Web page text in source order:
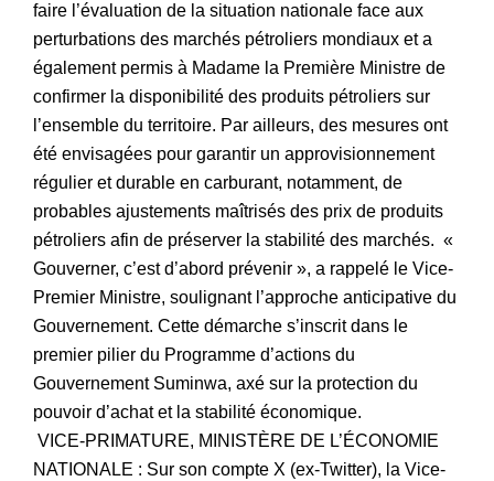
faire l’évaluation de la situation nationale face aux
perturbations des marchés pétroliers mondiaux et a
également permis à Madame la Première Ministre de
confirmer la disponibilité des produits pétroliers sur
l’ensemble du territoire. Par ailleurs, des mesures ont
été envisagées pour garantir un approvisionnement
régulier et durable en carburant, notamment, de
probables ajustements maîtrisés des prix de produits
pétroliers afin de préserver la stabilité des marchés. «
Gouverner, c’est d’abord prévenir », a rappelé le Vice-
Premier Ministre, soulignant l’approche anticipative du
Gouvernement. Cette démarche s’inscrit dans le
premier pilier du Programme d’actions du
Gouvernement Suminwa, axé sur la protection du
pouvoir d’achat et la stabilité économique.
VICE-PRIMATURE, MINISTÈRE DE L’ÉCONOMIE
NATIONALE : Sur son compte X (ex-Twitter), la Vice-